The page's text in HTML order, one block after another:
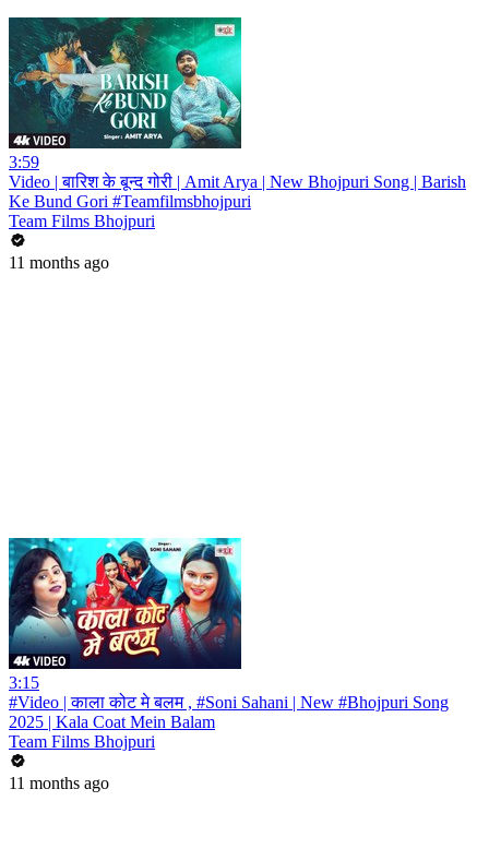
3:59
Video | बारिश के बून्द गोरी | Amit Arya | New Bhojpuri Song | Barish
Ke Bund Gori #Teamfilmsbhojpuri
Team Films Bhojpuri
11 months ago
3:15
#Video | काला कोट मे बलम , #Soni Sahani | New #Bhojpuri Song
2025 | Kala Coat Mein Balam
Team Films Bhojpuri
11 months ago